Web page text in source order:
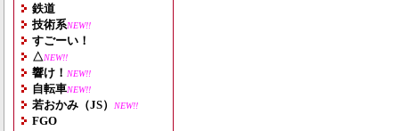
鉄道
技術系NEW!!
すごーい！
△NEW!!
響け！ NEW!!
自転車NEW!!
若おかみ（JS） NEW!!
FGO